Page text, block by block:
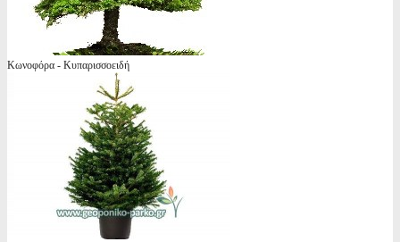
Κωνοφόρα - Κυπαρισσοειδή